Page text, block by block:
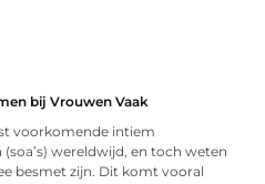
bij Vrouwen Vaak
voorkomende intiem
wereldwijd, en toch weten
besmet zijn. Dit komt vooral